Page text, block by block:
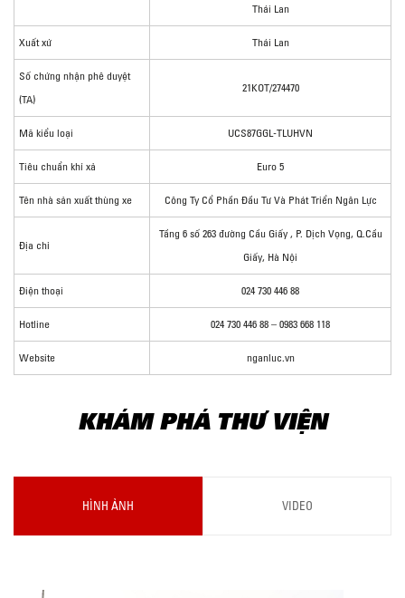
Thái Lan
Xuất xứ Thái Lan
Số chứng nhận phê duyệt
(TA)
21KOT/274470
Mã kiểu loại UCS87GGL-TLUHVN
Tiêu chuẩn khí xả Euro 5
Tên nhà sản xuất thùng xe Công Ty Cổ Phần Đầu Tư Và Phát Triển Ngân Lực
Địa chỉ
Tầng 6 số 263 đường Cầu Giấy , P. Dịch Vọng, Q.Cầu
Giấy, Hà Nội
Điện thoại 024 730 446 88
Hotline 024 730 446 88 – 0983 668 118
Website nganluc.vn
KHÁM PHÁ THƯ VIỆN
HÌNH ẢNH VIDEO